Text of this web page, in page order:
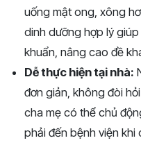
uống mật ong, xông
dinh dưỡng hợp lý
khuẩn, nâng cao đề
Dễ thực hiện tại nhà:
đơn giản, không đòi
cha mẹ có thể chủ
phải đến bệnh viện khi